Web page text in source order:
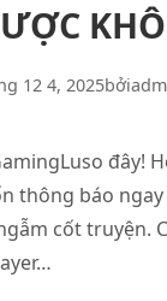
12 4, 2025bởi
đây!
thông báo ngay
cốt truyện.